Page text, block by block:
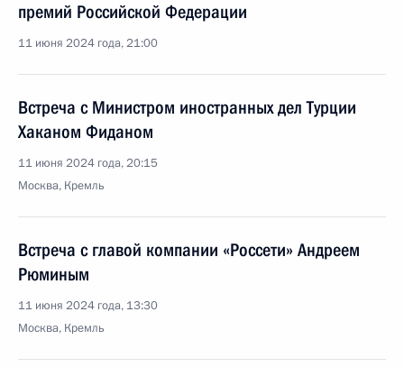
премий Российской Федерации
11 июня 2024 года, 21:00
Встреча с Министром иностранных дел Турции
Хаканом Фиданом
11 июня 2024 года, 20:15
Москва, Кремль
Встреча с главой компании «Россети» Андреем
Рюминым
11 июня 2024 года, 13:30
Москва, Кремль